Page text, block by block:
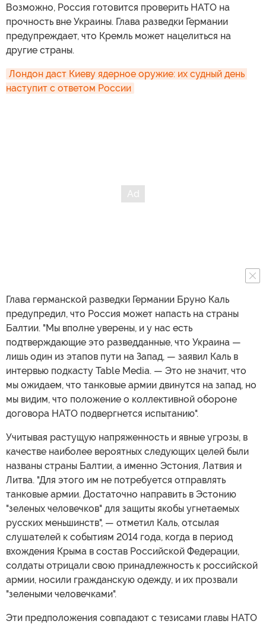
Возможно, Россия готовится проверить НАТО на
прочность вне Украины. Глава разведки Германии
предупреждает, что Кремль может нацелиться на
другие страны.
Лондон даст Киеву ядерное оружие: их судный день
наступит с ответом России
Глава германской разведки Германии Бруно Каль
предупредил, что Россия может напасть на страны
Балтии. "Мы вполне уверены, и у нас есть
подтверждающие это разведданные, что Украина —
лишь один из этапов пути на Запад, — заявил Каль в
интервью подкасту Table Media. — Это не значит, что
мы ожидаем, что танковые армии двинутся на запад, но
мы видим, что положение о коллективной обороне
договора НАТО подвергнется испытанию".
Учитывая растущую напряженность и явные угрозы, в
качестве наиболее вероятных следующих целей были
названы страны Балтии, а именно Эстония, Латвия и
Литва. "Для этого им не потребуется отправлять
танковые армии. Достаточно направить в Эстонию
"зеленых человечков" для защиты якобы угнетаемых
русских меньшинств", — отметил Каль, отсылая
слушателей к событиям 2014 года, когда в период
вхождения Крыма в состав Российской Федерации,
солдаты отрицали свою принадлежность к российской
армии, носили гражданскую одежду, и их прозвали
"зелеными человечками".
Эти предположения совпадают с тезисами главы НАТО